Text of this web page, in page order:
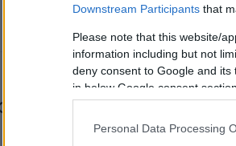
Downstream Participants that
Please note that this website/
information including but not
deny consent to Google and
in below Google consent section.
Personal Data Processing
5